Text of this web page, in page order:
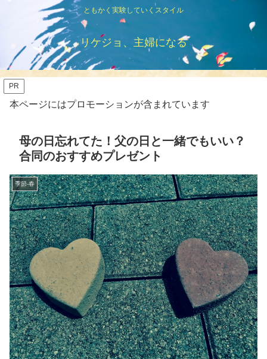
ともかく実験していくスタイル
リケジョ、主婦になる
PR
本ページにはプロモーションが含まれています
母の日忘れてた！父の日と一緒でもいい？
合同のおすすめプレゼント
季節-春